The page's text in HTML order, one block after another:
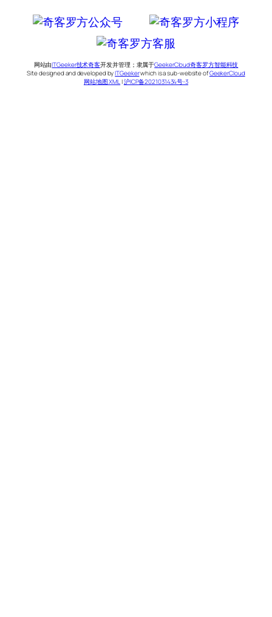
网站由ITGeeker技术奇客开发并管理；隶属于GeekerCloud奇客罗方智能科技
Site designed and developed byITGeekerwhich is a sub-website ofGeekerCloud
网站地图 XML |沪ICP备2021031434号-3